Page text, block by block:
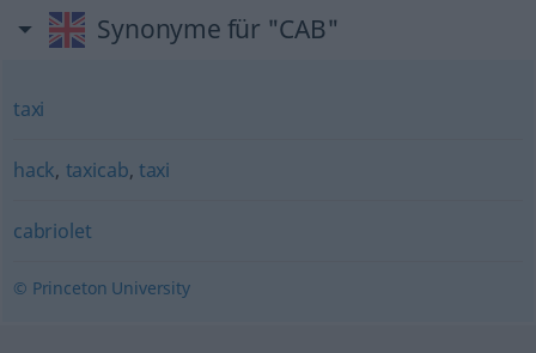
Synonyme für "CAB"
taxi
hack, taxicab, taxi
cabriolet
© Princeton University